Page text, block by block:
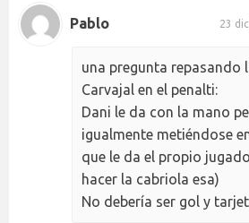
Pablo 23
una pregunta repasando
Carvajal en el penalti:
Dani le da con la mano
igualmente metiéndose
que le da el propio
hacer la cabriola esa)
No debería ser gol y